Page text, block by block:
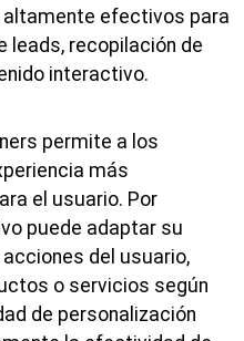
altamente efectivos para
leads, recopilación de
interactivo.
permite a los
más
el usuario. Por
puede adaptar su
del usuario,
o servicios según
de personalización